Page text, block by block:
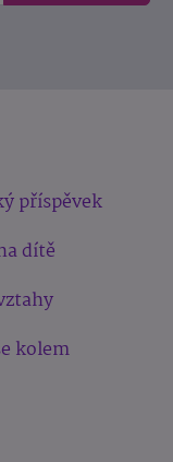
příspěvek
dítě
kolem